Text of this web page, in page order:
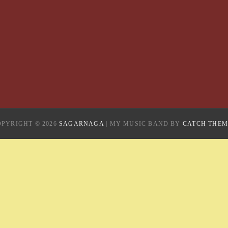
© 2026SAGARNAGA MY MUSIC BAND BY CATCH